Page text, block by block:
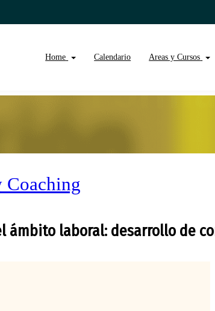
Home Calendario Areas y Cursos
Coaching
ámbito laboral: desarrollo de